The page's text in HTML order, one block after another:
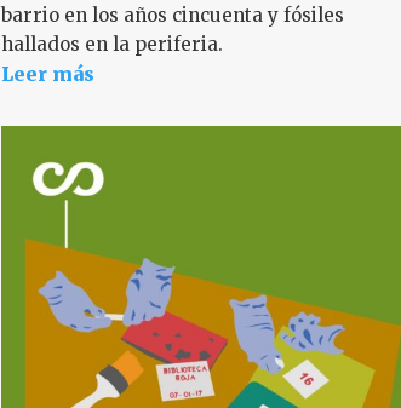
barrio en los años cincuenta y fósiles
hallados en la periferia.
Leer más